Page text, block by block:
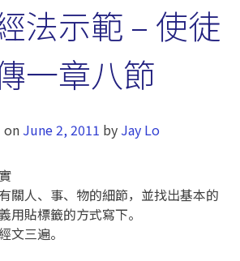
法示範 – 使徒
一章八節
on June 2, 2011 by Jay Lo
關人、事、物的細節，並找出基本的
用貼標籤的方式寫下。
文三遍。